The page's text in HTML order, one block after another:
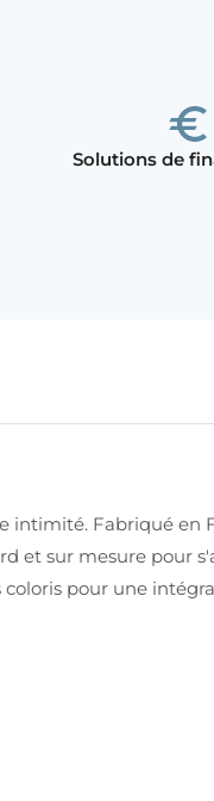
Solutions de
intimité. Fabriqué en
et sur mesure pour
pour une